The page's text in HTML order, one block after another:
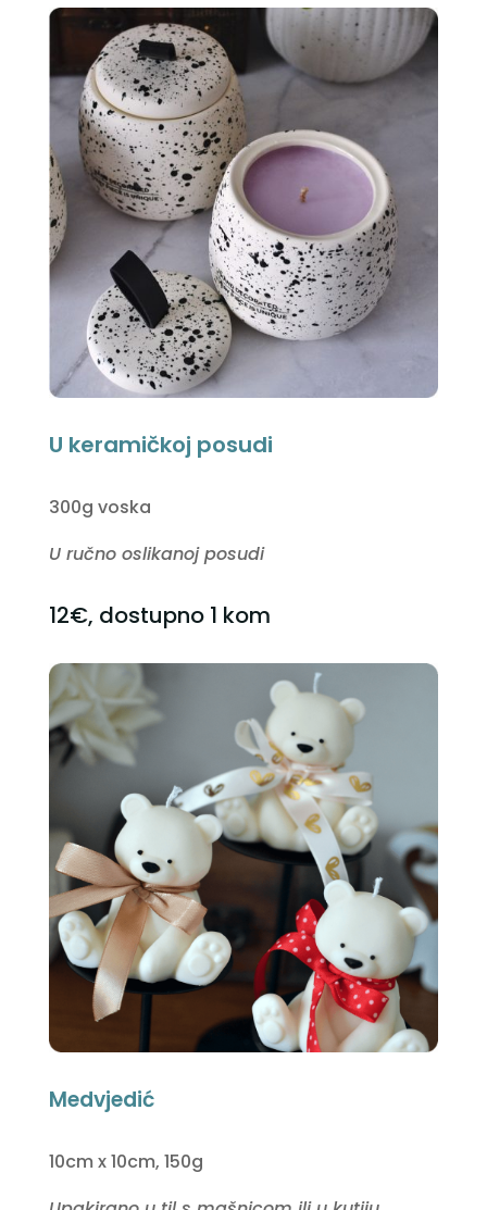
U keramičkoj posudi
300g voska
U ručno oslikanoj posudi
12€, dostupno 1 kom
Medvjedić
10cm x 10cm, 150g